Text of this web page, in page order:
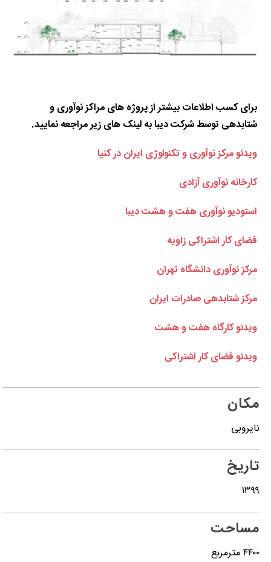
برای کسب اطلاعات بیشتر از پروژه های مراکز نوآوری و
شتابدهی توسط شرکت دیبا به لینک های زیر مراجعه نمایید.
ویدئو مرکز نوآوری و تکنولوژی ایران در کنیا
کارخانه نوآوری آزادی
استودیو نوآوری هفت و هشت دیبا
فضای کار اشتراکی زاویه
مرکز نوآوری دانشگاه تهران
مرکز شتابدهی صادرات ایران
ویدئو کارگاه هفت و هشت
ویدئو فضای کار اشتراکی
مکان
نایروبی
تاریخ
۱۳۹۹
مساحت
۴۴۰۰ مترمربع